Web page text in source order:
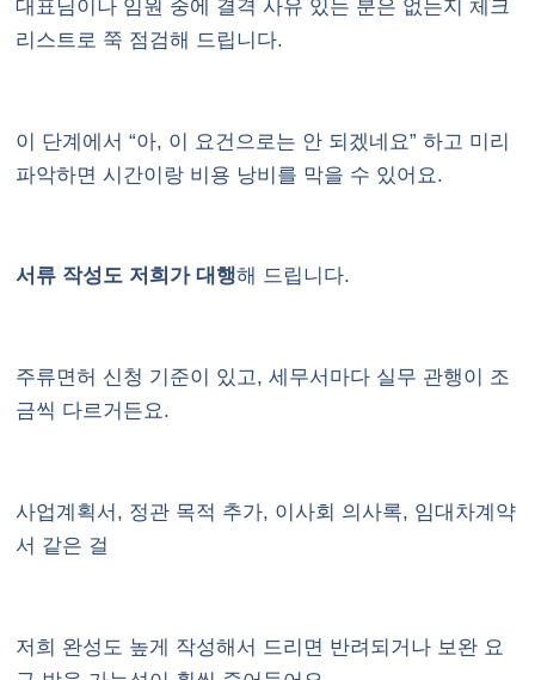
대표님이나 임원 중에 결격 사유 있는 분은 없는지 체크
리스트로 쭉 점검해 드립니다.
이 단계에서 “아, 이 요건으로는 안 되겠네요” 하고 미리
파악하면 시간이랑 비용 낭비를 막을 수 있어요.
서류 작성도 저희가 대행해 드립니다.
주류면허 신청 기준이 있고, 세무서마다 실무 관행이 조
금씩 다르거든요.
사업계획서, 정관 목적 추가, 이사회 의사록, 임대차계약
서 같은 걸
저희 완성도 높게 작성해서 드리면 반려되거나 보완 요